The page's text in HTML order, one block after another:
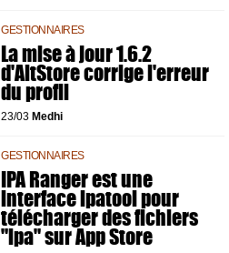
GESTIONNAIRES
La mise à jour 1.6.2
d'AltStore corrige l'erreur
du profil
23/03 Medhi
GESTIONNAIRES
IPA Ranger est une
interface ipatool pour
télécharger des fichiers
"ipa" sur App Store